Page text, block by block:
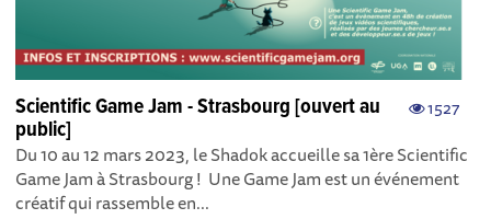
1527
Scientific Game Jam - Strasbourg [ouvert au
public]
Du 10 au 12 mars 2023, le Shadok accueille sa 1ère Scientific
Game Jam à Strasbourg ! Une Game Jam est un événement
créatif qui rassemble en...